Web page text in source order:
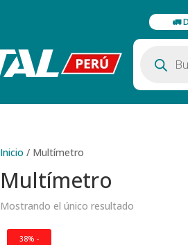
🚛
productos
Inicio / Multímetro
Multímetro
Mostrando el único resultado
38% -